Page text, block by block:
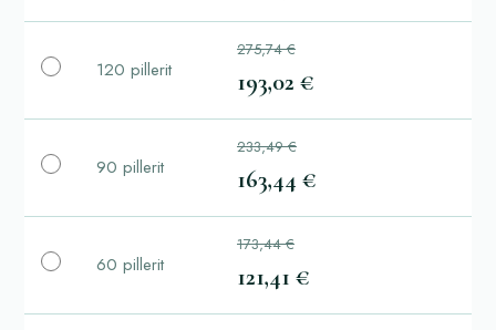
120 pillerit
275,74 €
193,02 €
90 pillerit
233,49 €
163,44 €
60 pillerit
173,44 €
121,41 €